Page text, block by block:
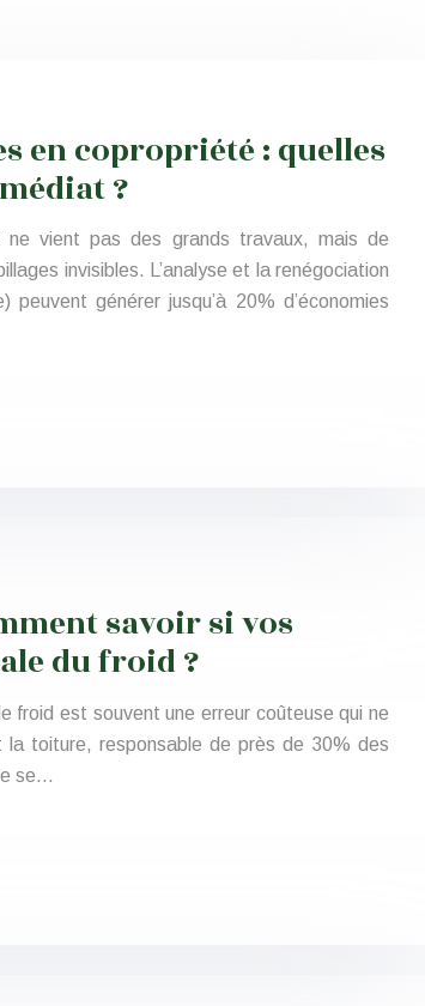
en copropriété : quelles
?
ne vient pas des grands travaux, mais de
invisibles. L’analyse et la renégociation
générer jusqu’à 20% d’économies
savoir si vos
du froid ?
froid est souvent une erreur coûteuse qui ne
toiture, responsable de près de 30% des
se…